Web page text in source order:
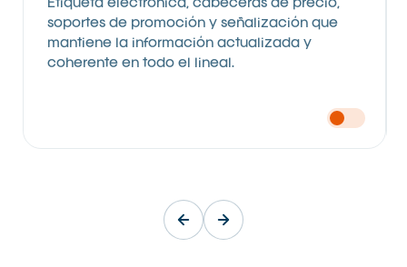
Etiqueta electrónica, cabeceras de precio,
soportes de promoción y señalización que
mantiene la información actualizada y
coherente en todo el lineal.